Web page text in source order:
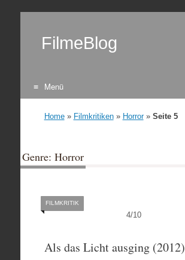
FilmeBlog
Menü
Home» Filmkritiken» Horror» Seite 5
Genre: Horror
4/10
FILMKRITIK
Als das Licht ausging (2012)